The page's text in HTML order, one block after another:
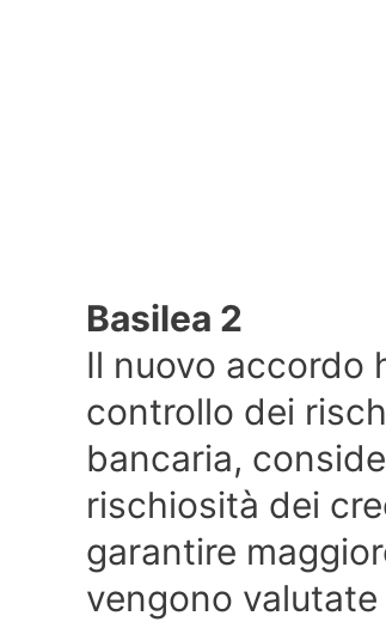
Basilea 2
Il nuovo accordo
controllo dei
bancaria,
rischiosità dei
garantire
vengono